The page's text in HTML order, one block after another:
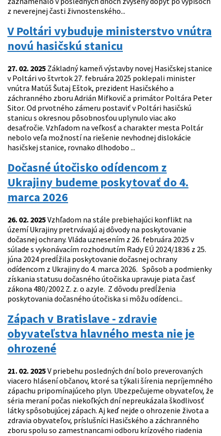
z neverejnej časti živnostenského...
V Poltári vybuduje ministerstvo vnútra
novú hasičskú stanicu
27. 02. 2025 Základný kameň výstavby novej Hasičskej stanice
v Poltári vo štvrtok 27. februára 2025 poklepali minister
vnútra Matúš Šutaj Eštok, prezident Hasičského a
záchranného zboru Adrián Mifkovič a primátor Poltára Peter
Sitor. Od prvotného zámeru postaviť v Poltári hasičskú
stanicu s okresnou pôsobnosťou uplynulo viac ako
desaťročie. Vzhľadom na veľkosť a charakter mesta Poltár
nebolo veľa možností na riešenie nevhodnej dislokácie
hasičskej stanice, rovnako dlhodobo ...
Dočasné útočisko odídencom z
Ukrajiny budeme poskytovať do 4.
marca 2026
26. 02. 2025Vzhľadom na stále prebiehajúci konflikt na
území Ukrajiny pretrvávajú aj dôvody na poskytovanie
dočasnej ochrany. Vláda uznesením z 26. februára 2025 v
súlade s vykonávacím rozhodnutím Rady EÚ 2024/1836 z 25.
júna 2024 predĺžila poskytovanie dočasnej ochrany
odídencom z Ukrajiny do 4. marca 2026. Spôsob a podmienky
získania statusu dočasného útočiska upravuje piata časť
zákona 480/2002 Z. z. o azyle. Z dôvodu predĺženia
poskytovania dočasného útočiska si môžu odídenci...
Zápach v Bratislave - zdravie
obyvateľstva hlavného mesta nie je
ohrozené
21. 02. 2025V priebehu posledných dní bolo preverovaných
viacero hlásení občanov, ktoré sa týkali šírenia nepríjemného
zápachu pripomínajúceho plyn. Ubezpečujeme obyvateľov, že
séria meraní počas niekoľkých dní nepreukázala škodlivosť
látky spôsobujúcej zápach. Aj keď nejde o ohrozenie života a
zdravia obyvateľov, príslušníci Hasičského a záchranného
zboru spolu so zamestnancami odboru krízového riadenia